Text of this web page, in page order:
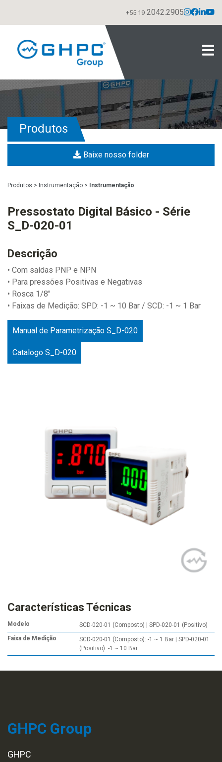
+55 19 2042.2905
Produtos
Baixe nosso folder
Produtos > Instrumentação > Instrumentação
Pressostato Digital Básico - Série
S_D-020-01
Descrição
• Com saídas PNP e NPN
• Para pressões Positivas e Negativas
• Rosca 1/8"
• Faixas de Medição: SPD: -1 ~ 10 Bar / SCD: -1 ~ 1 Bar
Manual de Parametrização S_D-020
Catalogo S_D-020
Características Técnicas
Modelo
SCD-020-01 (Composto) | SPD-020-01 (Positivo)
Faixa de Medição
SCD-020-01 (Composto): -1 ~ 1 Bar | SPD-020-01
(Positivo): -1 ~ 10 Bar
GHPC Group
GHPC